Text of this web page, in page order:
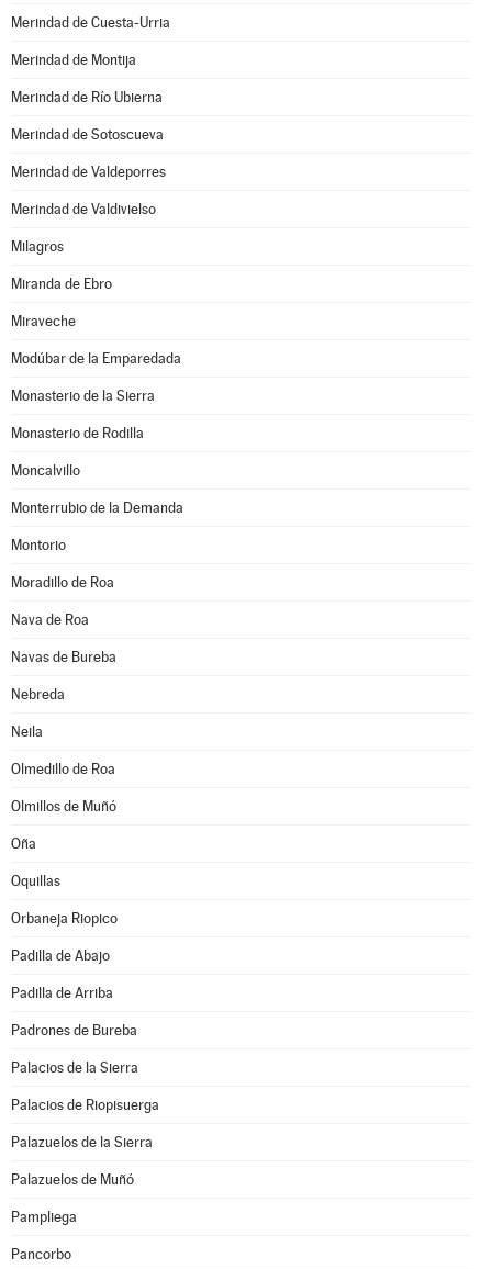
Merindad de Cuesta-Urria
Merindad de Montija
Merindad de Río Ubierna
Merindad de Sotoscueva
Merindad de Valdeporres
Merindad de Valdivielso
Milagros
Miranda de Ebro
Miraveche
Modúbar de la Emparedada
Monasterio de la Sierra
Monasterio de Rodilla
Moncalvillo
Monterrubio de la Demanda
Montorio
Moradillo de Roa
Nava de Roa
Navas de Bureba
Nebreda
Neila
Olmedillo de Roa
Olmillos de Muñó
Oña
Oquillas
Orbaneja Riopico
Padilla de Abajo
Padilla de Arriba
Padrones de Bureba
Palacios de la Sierra
Palacios de Riopisuerga
Palazuelos de la Sierra
Palazuelos de Muñó
Pampliega
Pancorbo